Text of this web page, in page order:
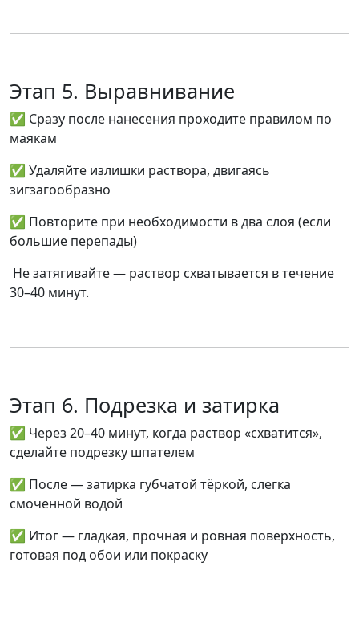
Этап 5. Выравнивание
✅ Сразу после нанесения проходите правилом по
маякам
✅ Удаляйте излишки раствора, двигаясь
зигзагообразно
✅ Повторите при необходимости в два слоя (если
большие перепады)
Не затягивайте — раствор схватывается в течение
30–40 минут.
Этап 6. Подрезка и затирка
✅ Через 20–40 минут, когда раствор «схватится»,
сделайте подрезку шпателем
✅ После —затирка губчатой тёркой, слегка
смоченной водой
✅ Итог — гладкая, прочная и ровная поверхность,
готовая под обои или покраску